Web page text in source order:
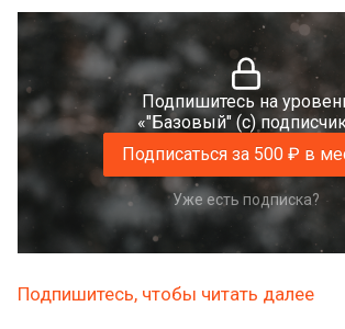
Подпишитесь на
«"Базовый" (с)
Подписаться за 500 ₽ в
Уже есть подписка?
Подпишитесь, чтобы читать далее